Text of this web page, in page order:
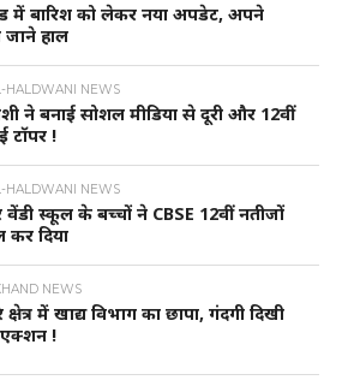
में बारिश को लेकर नया अपडेट, अपने
हाल
HALDWANI NEWS
ने बनाई सोशल मीडिया से दूरी और 12वीं
टॉपर !
HALDWANI NEWS
वेंडी स्कूल के बच्चों ने CBSE 12वीं नतीजों
दिया
NEWS
क्षेत्र में खाद्य विभाग का छापा, गंदगी दिखी
एक्शन !